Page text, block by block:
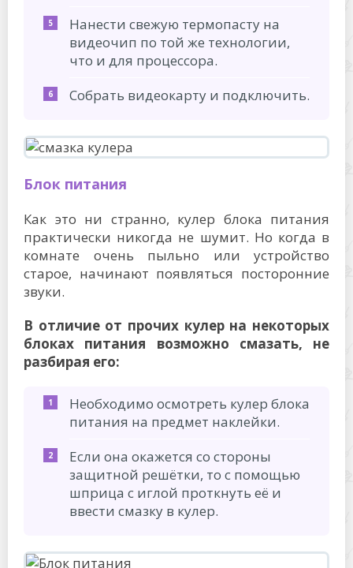
Нанести свежую термопасту на
видеочип по той же технологии,
что и для процессора.
Собрать видеокарту и подключить.
Блок питания
Как это ни странно, кулер блока питания
практически никогда не шумит. Но когда в
комнате очень пыльно или устройство
старое, начинают появляться посторонние
звуки.
В отличие от прочих кулер на некоторых
блоках питания возможно смазать, не
разбирая его:
Необходимо осмотреть кулер блока
питания на предмет наклейки.
Если она окажется со стороны
защитной решётки, то с помощью
шприца с иглой проткнуть её и
ввести смазку в кулер.